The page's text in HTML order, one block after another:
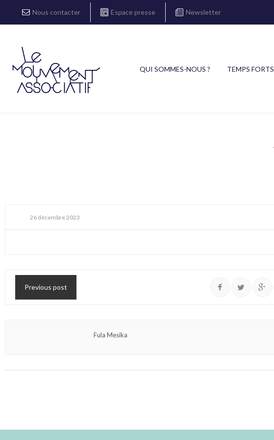
Nous contacter Espace presse Newsletter
QUI SOMMES-NOUS ? TEMPS FORTS
26 décembre 2023
Previous post
Fula Mesika